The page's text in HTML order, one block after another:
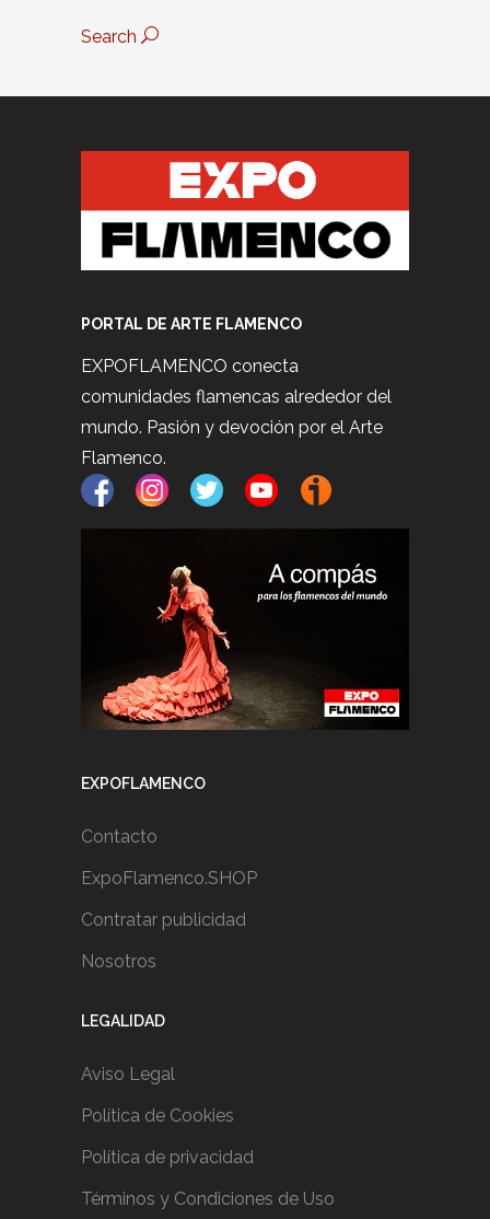
Search
PORTAL DE ARTE FLAMENCO
EXPOFLAMENCO conecta
comunidades flamencas alrededor del
mundo. Pasión y devoción por el Arte
Flamenco.
EXPOFLAMENCO
Contacto
ExpoFlamenco.SHOP
Contratar publicidad
Nosotros
LEGALIDAD
Aviso Legal
Política de Cookies
Política de privacidad
Términos y Condiciones de Uso